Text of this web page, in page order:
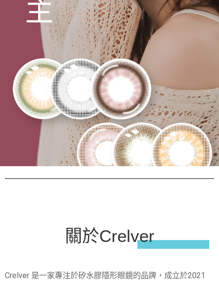
關於Crelver
Crelver 是一家專注於矽水膠隱形眼鏡的品牌，成立於2021